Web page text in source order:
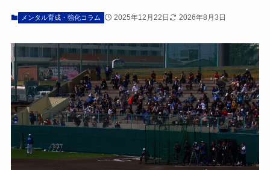
メンタル育成・強化コラム 2025年12月22日 2026年8月3日